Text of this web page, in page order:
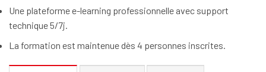
Une plateforme e-learning professionnelle avec support
technique 5/7j.
La formation est maintenue dès 4 personnes inscrites.